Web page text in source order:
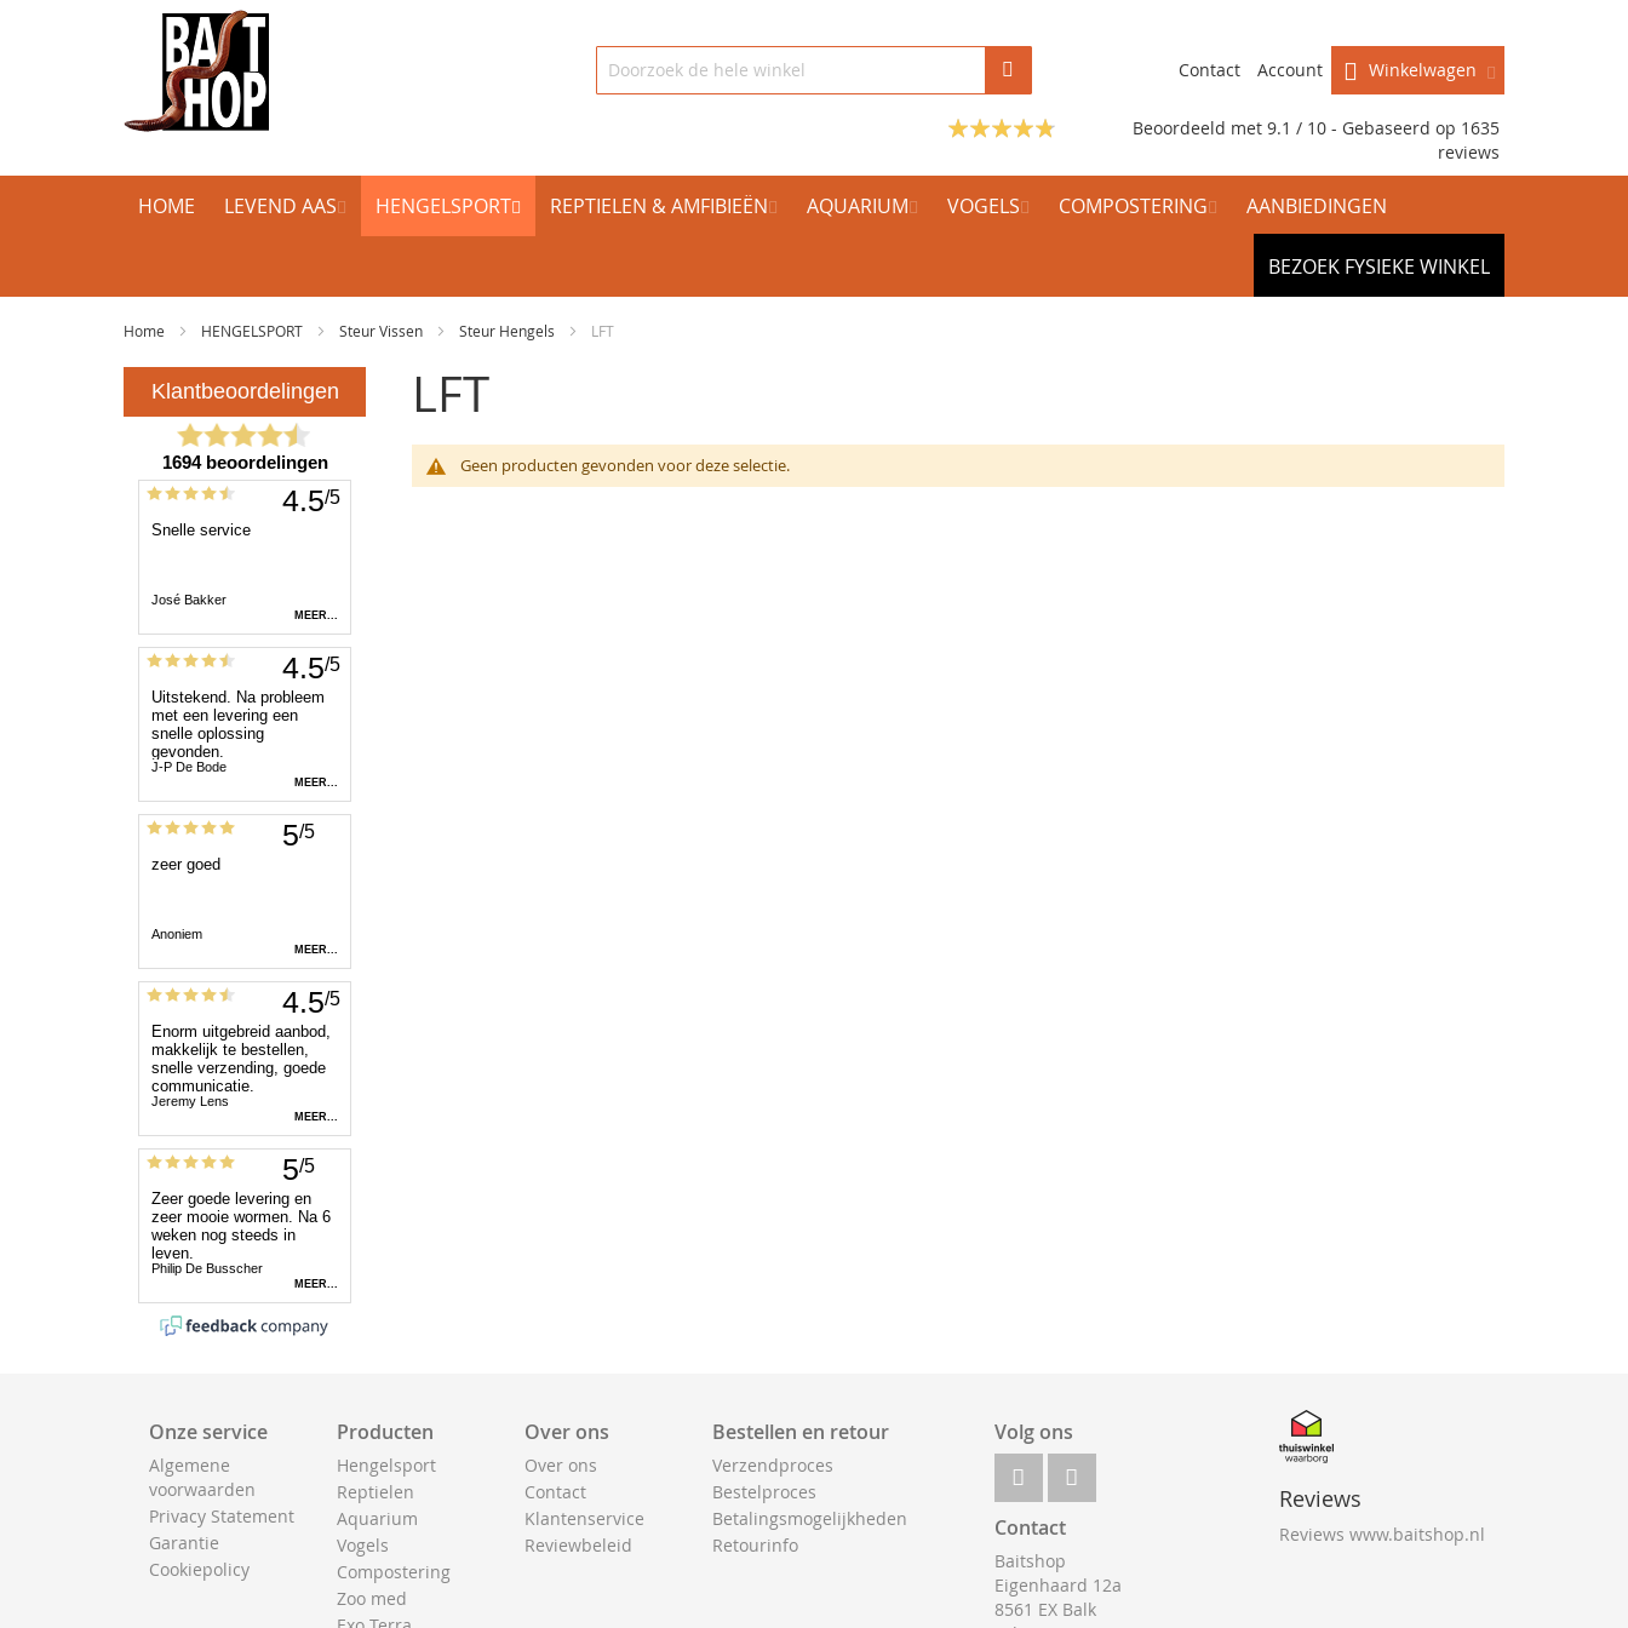
Winkelwagen
Contact Account
Beoordeeld met 9.1 / 10 - Gebaseerd op 1635
reviews
HOME LEVEND AAS HENGELSPORT REPTIELEN & AMFIBIEËN AQUARIUM VOGELS COMPOSTERING AANBIEDINGEN
BEZOEK FYSIEKE WINKEL
Home HENGELSPORT Steur Vissen Steur Hengels LFT
LFT
Geen producten gevonden voor deze selectie.
Onze service
Algemene
voorwaarden
Privacy Statement
Garantie
Cookiepolicy
Producten
Hengelsport
Reptielen
Aquarium
Vogels
Compostering
Zoo med
Over ons
Over ons
Contact
Klantenservice
Reviewbeleid
Bestellen en retour
Verzendproces
Bestelproces
Betalingsmogelijkheden
Retourinfo
Volg ons
Contact
Baitshop
Eigenhaard 12a
8561 EX Balk
Reviews
Reviews www.baitshop.nl